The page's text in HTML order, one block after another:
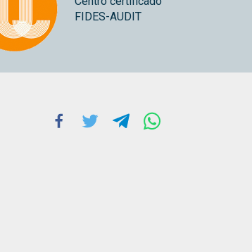
FIDES-AUDIT
Facebook
Twitter Telegram